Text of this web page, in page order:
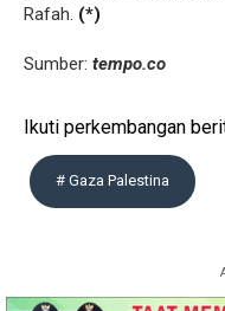
Rafah. (*)
Sumber: tempo.co
Ikuti perkembangan
# Gaza Palestina